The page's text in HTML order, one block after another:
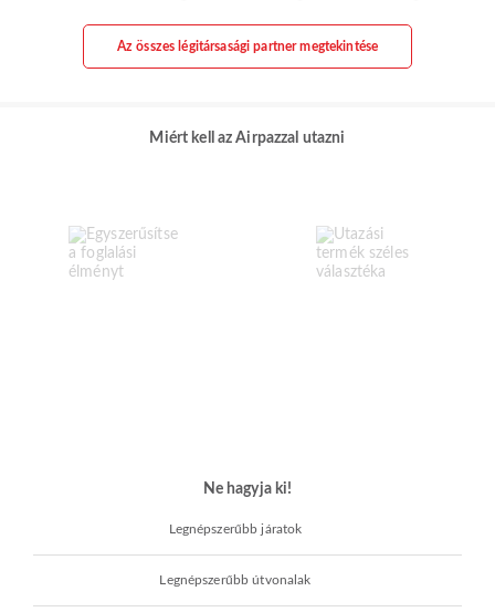
Az összes légitársasági partner megtekintése
Miért kell az Airpazzal utazni
Ne hagyja ki!
Legnépszerűbb járatok
Legnépszerűbb útvonalak